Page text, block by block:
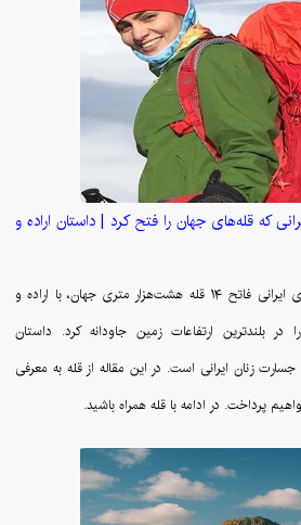
که قله‌های جهان را فتح کرد | داستان اراده و
افسانه حسامی‌فرد، نخستین بانوی ایرانی فاتح ۱۴ قله هشت‌هزار متری جهان، با اراده و
بلندترین ارتفاعات زمین جاودانه کرد. داستان
جسارت زنان ایرانی است. در این مقاله از قله به معرفی
پرداخت. در ادامه با قله همراه باشید.